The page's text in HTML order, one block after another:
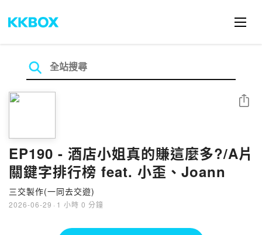
EP190 - 酒店小姐真的賺這麼多?/A片
關鍵字排行榜 feat. 小歪、Joann
三交製作(一同去交遊)
2026-06-29 · 1 小時 0 分鐘
分享